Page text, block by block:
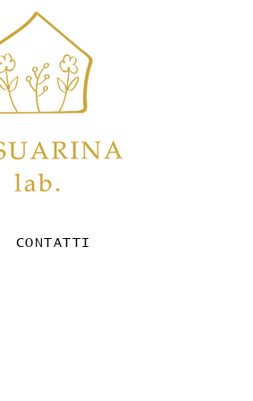
CONTATTI